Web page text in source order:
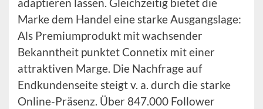
adaptieren lassen. Gleichzeitig bietet die
Marke dem Handel eine starke Ausgangslage:
Als Premiumprodukt mit wachsender
Bekanntheit punktet Connetix mit einer
attraktiven Marge. Die Nachfrage auf
Endkundenseite steigt v. a. durch die starke
Online-Präsenz. Über 847.000 Follower